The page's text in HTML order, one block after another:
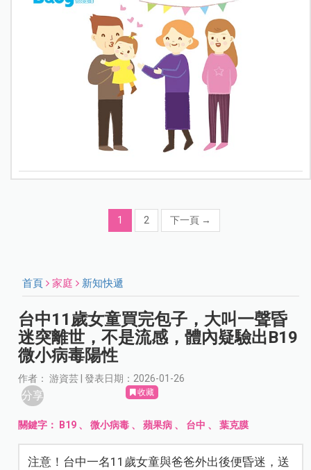
1 2 下一頁 →
首頁 家庭 新知快遞
台中11歲女童買完包子，大叫一聲昏
迷突離世，不是流感，體內疑驗出B19
微小病毒陽性
作者： 游資芸 | 發表日期：2026-01-26
分享 收藏
關鍵字： B19 、微小病毒 、蘋果病 、 台中 、葉克膜
注意！台中一名11歲女童與爸爸外出後便昏迷，送